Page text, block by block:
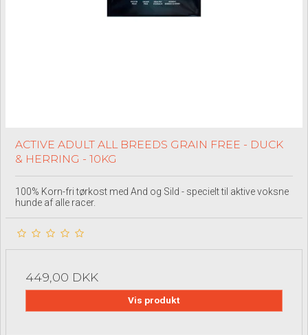
ACTIVE ADULT ALL BREEDS GRAIN FREE - DUCK
& HERRING - 10KG
100% Korn-fri tørkost med And og Sild - specielt til aktive voksne
hunde af alle racer.
449,00 DKK
Vis produkt